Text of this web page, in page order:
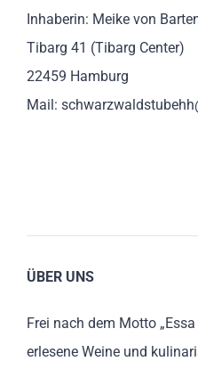
Inhaberin: Meike von
Tibarg 41 (Tibarg Center)
22459 Hamburg
Mail:
ÜBER UNS
Frei nach dem Motto
erlesene Weine und